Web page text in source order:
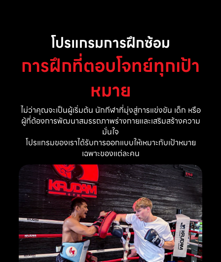
โปรแกรมการฝึกซ้อม
การฝึกที่ตอบโจทย์ทุกเป้า
หมาย
ไม่ว่าคุณจะเป็นผู้เริ่มต้น นักกีฬาที่มุ่งสู่การแข่งขัน เด็ก หรือ
ผู้ที่ต้องการพัฒนาสมรรถภาพร่างกายและเสริมสร้างความ
มั่นใจ
โปรแกรมของเราได้รับการออกแบบให้เหมาะกับเป้าหมาย
เฉพาะของแต่ละคน